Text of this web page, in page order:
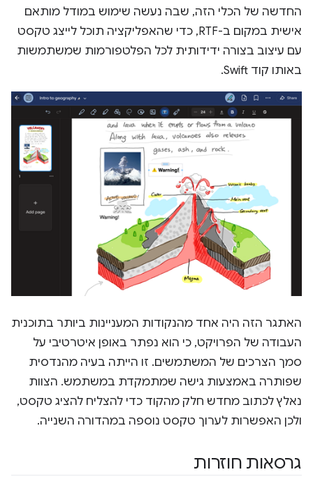
החדשה של הכלי הזה, שבה נעשה שימוש במודל מותאם
אישית במקום ב-RTF, כדי שהאפליקציה תוכל לייצג טקסט
עם עיצוב בצורה ידידותית לכל הפלטפורמות שמשתמשות
באותו קוד Swift.
האתגר הזה היה אחד מהנקודות המעניינות ביותר בתוכנית
העבודה של הפרויקט, כי הוא נפתר באופן איטרטיבי על
סמך הצרכים של המשתמשים. זו הייתה בעיה מהנדסית
שפותרה באמצעות גישה שמתמקדת במשתמש. הצוות
נאלץ לכתוב מחדש חלק מהקוד כדי להצליח להציג טקסט,
ולכן האפשרות לערוך טקסט נוספה במהדורה השנייה.
גרסאות חוזרות